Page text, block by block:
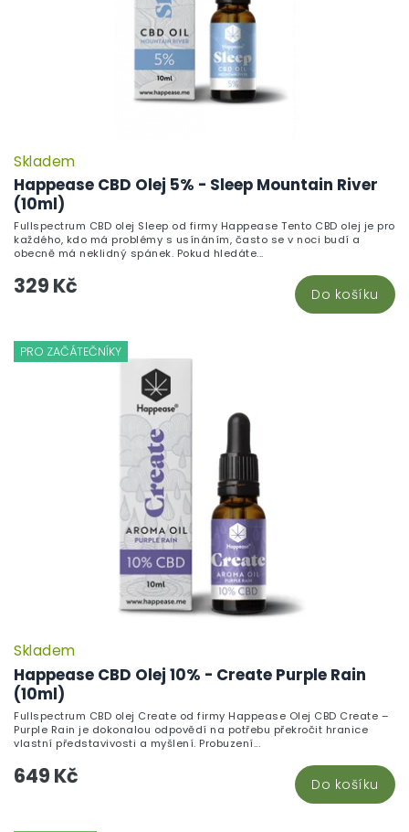
Happease CBD Olej 5% - Sleep Mountain River
(10ml)
Skladem
329 Kč Do košíku
Fullspectrum CBD olej Sleep od firmy Happease Tento CBD olej je pro
každého, kdo má problémy s usínáním, často se v noci budí a
obecně má neklidný spánek. Pokud hledáte...
PRO ZAČÁTEČNÍKY
Happease CBD Olej 10% - Create Purple Rain
(10ml)
Skladem
649 Kč Do košíku
Fullspectrum CBD olej Create od firmy Happease Olej CBD Create –
Purple Rain je dokonalou odpovědí na potřebu překročit hranice
vlastní představivosti a myšlení. Probuzení...